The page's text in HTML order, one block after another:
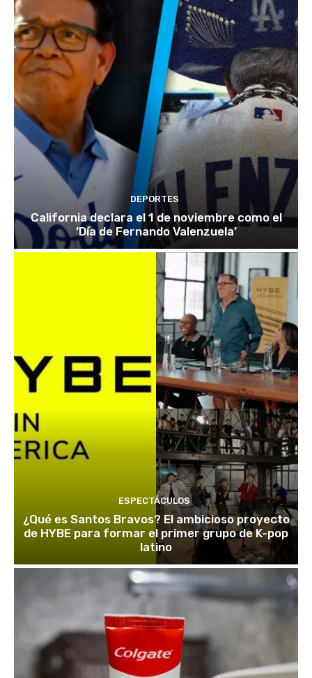
DEPORTES
California declara el 1 de noviembre como el
‘Día de Fernando Valenzuela’
ESPECTÁCULOS
¿Qué es Santos Bravos? El ambicioso proyecto
de HYBE para formar el primer grupo de K-pop
latino